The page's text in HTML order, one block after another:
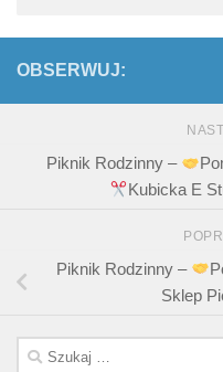
OBSERWUJ:
Piknik Rodzinny –
Kubicka E
Piknik Rodzinny –
Sklep
Szukaj: